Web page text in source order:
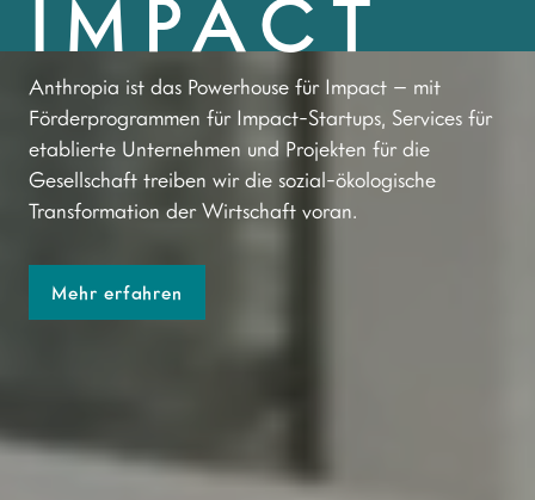
IMPACT
Anthropia ist das Powerhouse für Impact – mit
Förderprogrammen für Impact-Startups, Services für
etablierte Unternehmen und Projekten für die
Gesellschaft treiben wir die sozial-ökologische
Transformation der Wirtschaft voran.
Mehr erfahren